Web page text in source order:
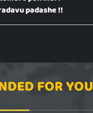
padashe !!
FOR YOU